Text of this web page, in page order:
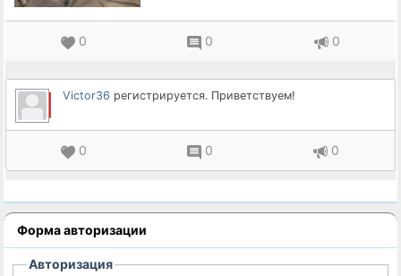
0 0 0
Victor36 регистрируется. Приветствуем!
0 0 0
Форма авторизации
Авторизация